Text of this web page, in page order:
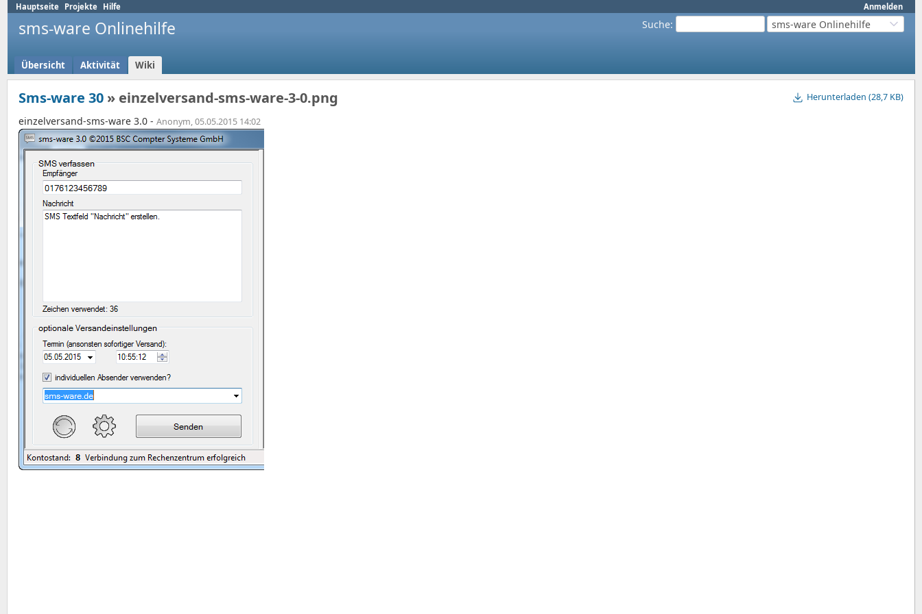
Anmelden
Hauptseite Projekte Hilfe
Suche: sms-ware Onlinehilfe
sms-ware Onlinehilfe
Übersicht Aktivität Wiki
Herunterladen (28,7 KB)
Sms-ware 30 » einzelversand-sms-ware-3-0.png
einzelversand-sms-ware 3.0 - Anonym, 05.05.2015 14:02